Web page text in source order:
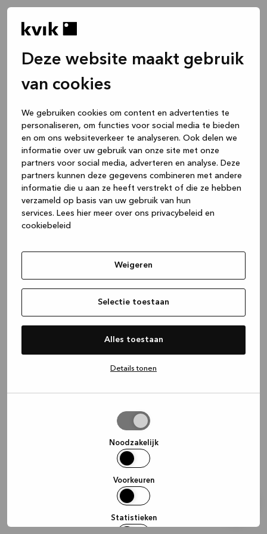
Deze website maakt gebruik
van cookies
We gebruiken cookies om content en advertenties te
personaliseren, om functies voor social media te bieden
en om ons websiteverkeer te analyseren. Ook delen we
informatie over uw gebruik van onze site met onze
partners voor social media, adverteren en analyse. Deze
partners kunnen deze gegevens combineren met andere
informatie die u aan ze heeft verstrekt of die ze hebben
verzameld op basis van uw gebruik van hun
services. Lees hier meer over ons privacybeleid en
cookiebeleid
Weigeren
Selectie toestaan
Alles toestaan
Details tonen
Noodzakelijk
Voorkeuren
Statistieken
(see the browser console for more
information).